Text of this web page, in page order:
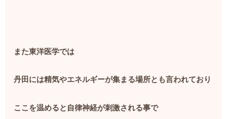
また東洋医学では
丹田には精気やエネルギーが集まる場所とも言われており
ここを温めると自律神経が刺激される事で